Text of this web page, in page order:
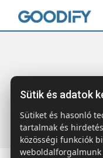
Főoldal Termékek
Sütik és adatok
Sütiket és hasonló
tartalmak és
közösségi funkciók
weboldalforgalmunk